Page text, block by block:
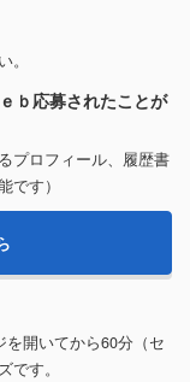
ｂ応募されたことが
プロフィール、履歴書
です）
開いてから60分（セ
す。